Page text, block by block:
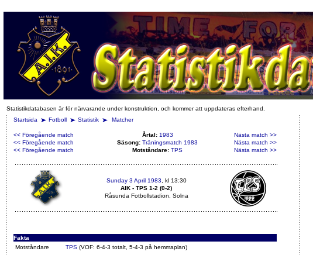
Statistikdatabasen är för närvarande under konstruktion, och kommer att uppdateras efterhand.
Startsida
Fotboll Statistik Matcher
<< Föregående match Årtal: 1983
Nästa match >>
<< Föregående match
Säsong: Träningsmatch 1983
Nästa match >>
<< Föregående match
Motståndare: TPS Nästa match >>
Sunday 3 April 1983 , kl 13:30
AIK - TPS 1-2 (0-2)
Råsunda Fotbollstadion, Solna
Fakta
Motståndare
TPS (VOF: 6-4-3 totalt, 5-4-3 på hemmaplan)